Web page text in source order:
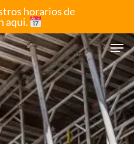
horarios de
aqui.
Close
Menu